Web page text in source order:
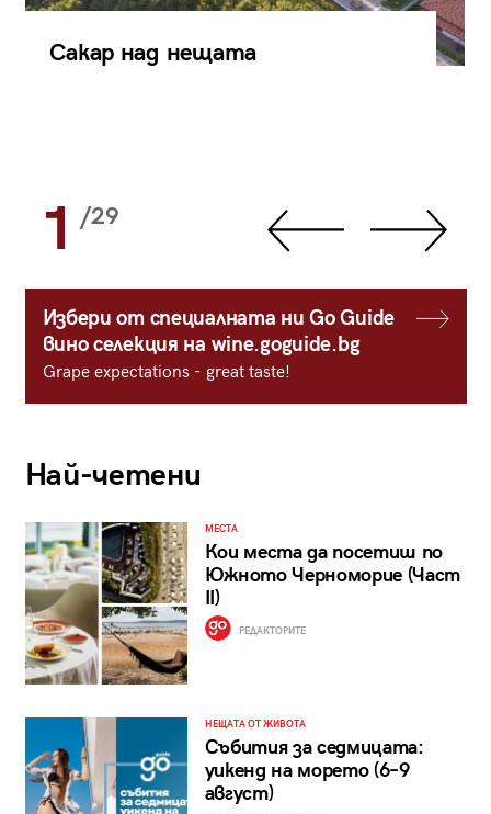
Сакар над нещата
1 /29
Избери от специалната ни Go Guide
вино селекция на wine.goguide.bg
Grape expectations - great taste!
Най-четени
МЕСТА
Кои места да посетиш по
Южното Черноморие (Част
II)
РЕДАКТОРИТЕ
НЕЩАТА ОТ ЖИВОТА
Събития за седмицата:
уикенд на морето (6–9
август)